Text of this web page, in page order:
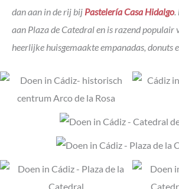
dan aan in de rij bij Pastelería Casa Hidalgo.
aan Plaza de Catedral en is razend populair
heerlijke huisgemaakte empanadas, donuts